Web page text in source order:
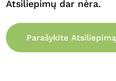
Atsiliepimų dar nėra.
Parašykite Atsiliepimą